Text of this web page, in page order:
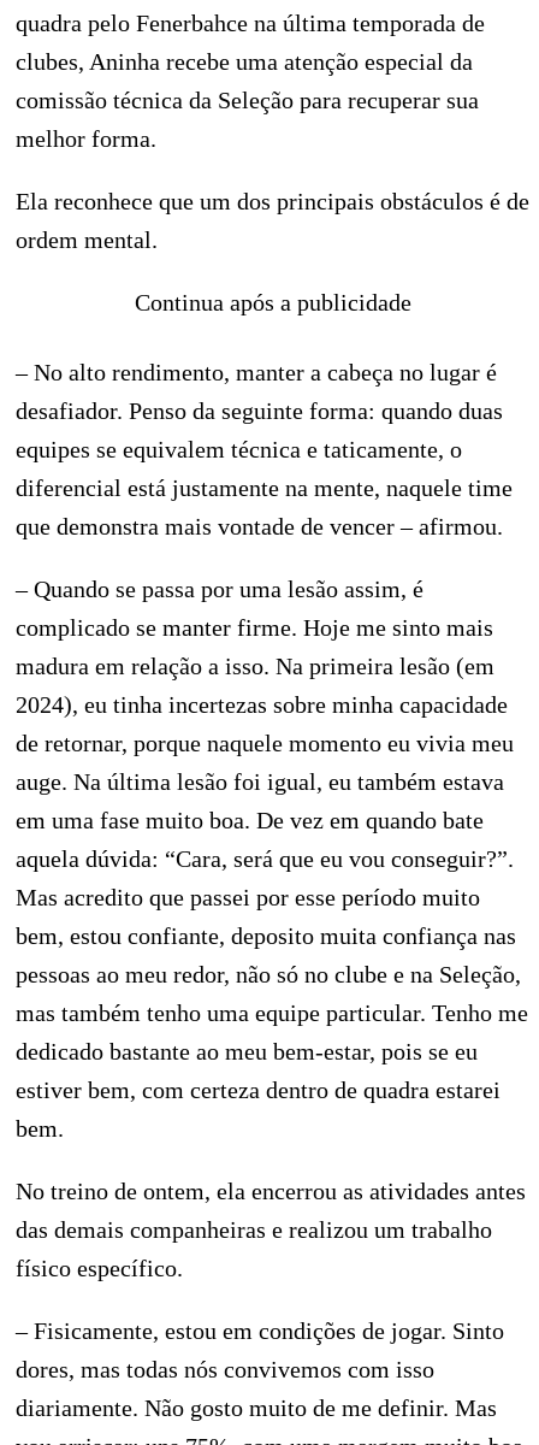
quadra pelo Fenerbahce na última temporada de
clubes, Aninha recebe uma atenção especial da
comissão técnica da Seleção para recuperar sua
melhor forma.
Ela reconhece que um dos principais obstáculos é de
ordem mental.
Continua após a publicidade
– No alto rendimento, manter a cabeça no lugar é
desafiador. Penso da seguinte forma: quando duas
equipes se equivalem técnica e taticamente, o
diferencial está justamente na mente, naquele time
que demonstra mais vontade de vencer – afirmou.
– Quando se passa por uma lesão assim, é
complicado se manter firme. Hoje me sinto mais
madura em relação a isso. Na primeira lesão (em
2024), eu tinha incertezas sobre minha capacidade
de retornar, porque naquele momento eu vivia meu
auge. Na última lesão foi igual, eu também estava
em uma fase muito boa. De vez em quando bate
aquela dúvida: “Cara, será que eu vou conseguir?”.
Mas acredito que passei por esse período muito
bem, estou confiante, deposito muita confiança nas
pessoas ao meu redor, não só no clube e na Seleção,
mas também tenho uma equipe particular. Tenho me
dedicado bastante ao meu bem-estar, pois se eu
estiver bem, com certeza dentro de quadra estarei
bem.
No treino de ontem, ela encerrou as atividades antes
das demais companheiras e realizou um trabalho
físico específico.
– Fisicamente, estou em condições de jogar. Sinto
dores, mas todas nós convivemos com isso
diariamente. Não gosto muito de me definir. Mas